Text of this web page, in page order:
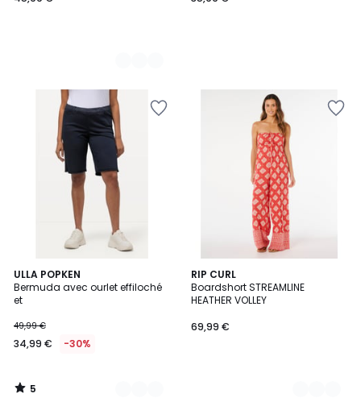
ULLA POPKEN
Bermuda avec ourlet effiloché
et
49,99 €
34,99 € -30%
5
/
5
5
Couleurs
5
/
RIP CURL
Boardshort STREAMLINE
HEATHER VOLLEY
69,99 €
2
Couleurs